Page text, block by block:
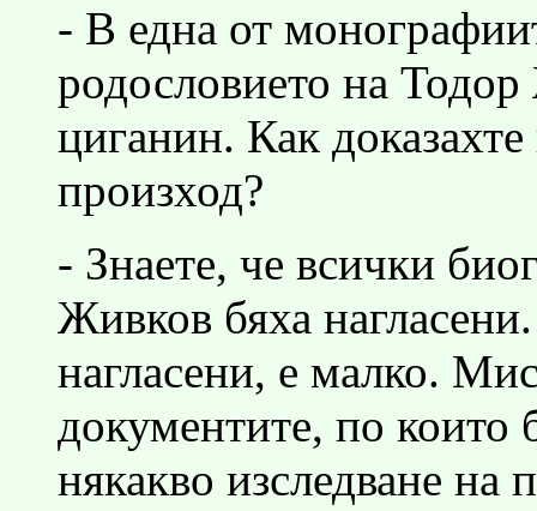
- В една от
родословието на
циганин. Как
произход?
- Знаете, че всички
Живков бяха
нагласени, е малко.
документите, по които
някакво изследване на